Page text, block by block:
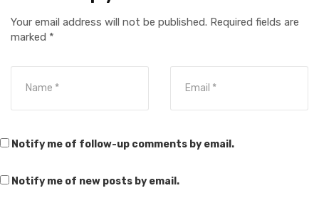
Your email address will not be published. Required fields are
marked *
Notify me of follow-up comments by email.
Notify me of new posts by email.